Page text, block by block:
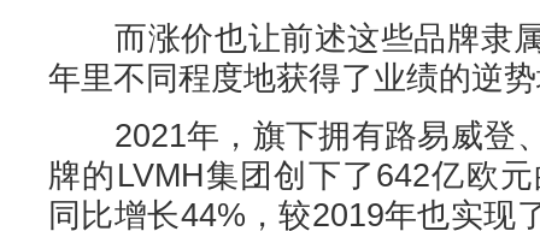
而涨价也让前述这些品牌隶
年里不同程度地获得了业绩的逆
2021年，旗下拥有路易威登
牌的LVMH集团创下了642亿欧
同比增长44%，较2019年也实现